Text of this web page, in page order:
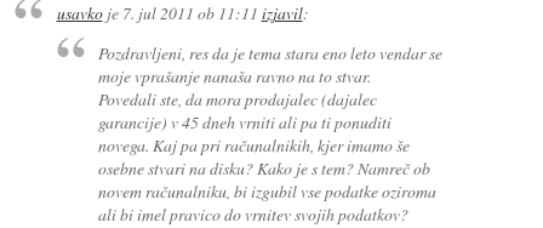
usavkoje 7. jul 2011 ob 11:11 izjavil:
Pozdravljeni, res da je tema stara eno leto vendar se
moje vprašanje nanaša ravno na to stvar.
Povedali ste, da mora prodajalec (dajalec
garancije) v 45 dneh vrniti ali pa ti ponuditi
novega. Kaj pa pri računalnikih, kjer imamo še
osebne stvari na disku? Kako je s tem? Namreč ob
novem računalniku, bi izgubil vse podatke oziroma
ali bi imel pravico do vrnitev svojih podatkov?